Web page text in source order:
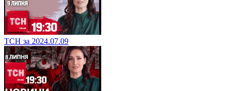
ТСН за 2024.07.09